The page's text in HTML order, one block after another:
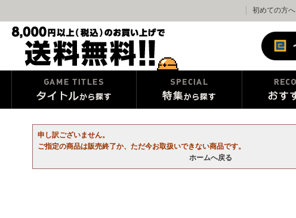
初めての方へ
申し訳ございません。
ご指定の商品は販売終了か、ただ今お取扱いできない商品です。
ホームへ戻る